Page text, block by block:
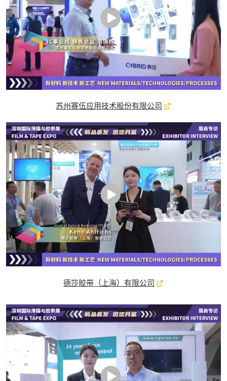
苏州赛伍应用技术股份有限公司
德莎胶带（上海）有限公司